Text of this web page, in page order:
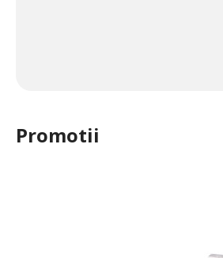
Promotii